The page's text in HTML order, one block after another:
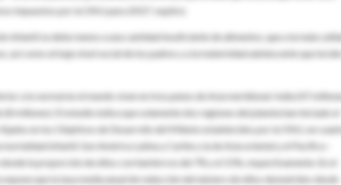
impuestos por la ONU para 2015", explicó.
infantil se debe menos a una cantidad insuficiente de alimentos, que a la mala
así como al bajo nivel social de los padres y a la maternidad adolescente que
a lo normal en el mundo viven en tres países de Asia meridional: India (47
(8 millones). El estudio indica que solamente dos regiones del planeta han iniciado el
en los Objetivos de Desarrollo del Milenio establecidos por la ONU, en
infantil. Son América Latina y Caribe y la de Asia oriental y el Pacífico -
la proporción de niños con hambre es del 7% y el 15%, respectivamente. En el
que la tasa media anual de reducción del número de niños desnutridos desde